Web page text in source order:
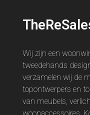
Wij zijn een
tweedehands
verzamelen wij de
topontwerpers en
van meubels,